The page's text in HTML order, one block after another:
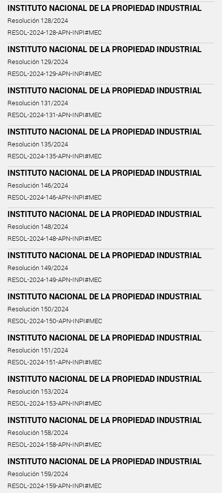
INSTITUTO NACIONAL DE LA PROPIEDAD INDUSTRIAL
Resolución 128/2024
RESOL-2024-128-APN-INPI#MEC
INSTITUTO NACIONAL DE LA PROPIEDAD INDUSTRIAL
Resolución 129/2024
RESOL-2024-129-APN-INPI#MEC
INSTITUTO NACIONAL DE LA PROPIEDAD INDUSTRIAL
Resolución 131/2024
RESOL-2024-131-APN-INPI#MEC
INSTITUTO NACIONAL DE LA PROPIEDAD INDUSTRIAL
Resolución 135/2024
RESOL-2024-135-APN-INPI#MEC
INSTITUTO NACIONAL DE LA PROPIEDAD INDUSTRIAL
Resolución 146/2024
RESOL-2024-146-APN-INPI#MEC
INSTITUTO NACIONAL DE LA PROPIEDAD INDUSTRIAL
Resolución 148/2024
RESOL-2024-148-APN-INPI#MEC
INSTITUTO NACIONAL DE LA PROPIEDAD INDUSTRIAL
Resolución 149/2024
RESOL-2024-149-APN-INPI#MEC
INSTITUTO NACIONAL DE LA PROPIEDAD INDUSTRIAL
Resolución 150/2024
RESOL-2024-150-APN-INPI#MEC
INSTITUTO NACIONAL DE LA PROPIEDAD INDUSTRIAL
Resolución 151/2024
RESOL-2024-151-APN-INPI#MEC
INSTITUTO NACIONAL DE LA PROPIEDAD INDUSTRIAL
Resolución 153/2024
RESOL-2024-153-APN-INPI#MEC
INSTITUTO NACIONAL DE LA PROPIEDAD INDUSTRIAL
Resolución 158/2024
RESOL-2024-158-APN-INPI#MEC
INSTITUTO NACIONAL DE LA PROPIEDAD INDUSTRIAL
Resolución 159/2024
RESOL-2024-159-APN-INPI#MEC